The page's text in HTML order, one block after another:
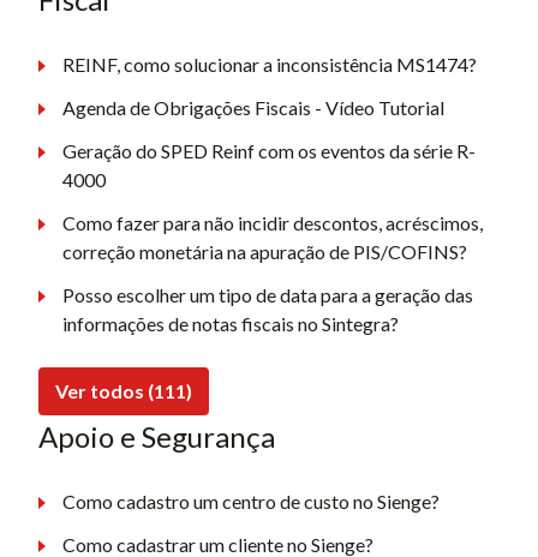
REINF, como solucionar a inconsistência MS1474?
Agenda de Obrigações Fiscais - Vídeo Tutorial
Geração do SPED Reinf com os eventos da série R-
4000
Como fazer para não incidir descontos, acréscimos,
correção monetária na apuração de PIS/COFINS?
Posso escolher um tipo de data para a geração das
informações de notas fiscais no Sintegra?
Ver todos (111)
Apoio e Segurança
Como cadastro um centro de custo no Sienge?
Como cadastrar um cliente no Sienge?